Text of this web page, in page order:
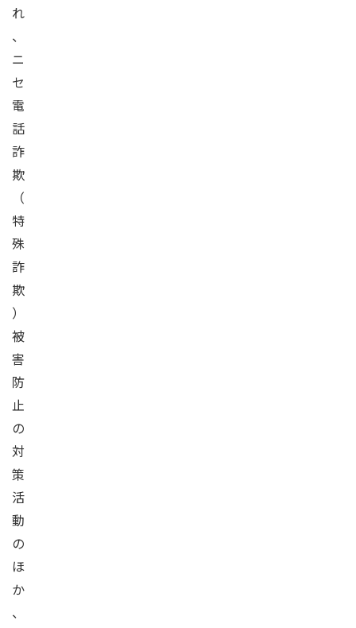
れ
、
ニ
セ
電
話
詐
欺
（
特
殊
詐
欺
）
被
害
防
止
の
対
策
活
動
の
ほ
か
、